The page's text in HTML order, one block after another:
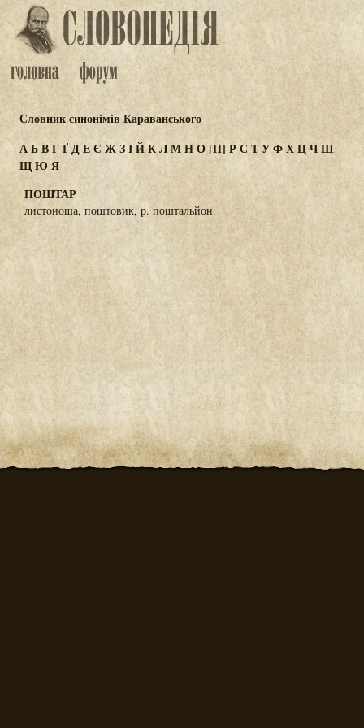
Словник синонімів Караванського
АБВГҐДЕЄ ЖЗІЙКЛМНО[П] Р С ТУФХЦЧШ
ЩЮ Я
ПОШТАР
листоноша, поштовик, р. поштальйон.